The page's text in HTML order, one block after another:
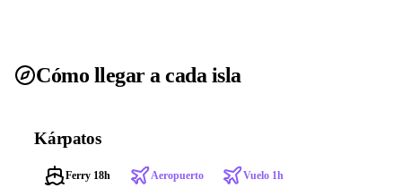
Cómo llegar a cada isla
Kárpatos
Ferry 18h Aeropuerto Vuelo 1h